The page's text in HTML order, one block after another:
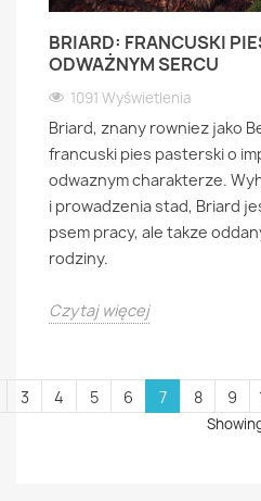
BRIARD: FRANCUSKI
ODWAŻNYM SERCU
1091 Wyświetlenia
Briard, znany rowniez jako
francuski pies pasterski o
odwaznym charakterze.
i prowadzenia stad, Briard
psem pracy, ale takze
rodziny.
Czytaj więcej
3 4 5 6 7 8 9